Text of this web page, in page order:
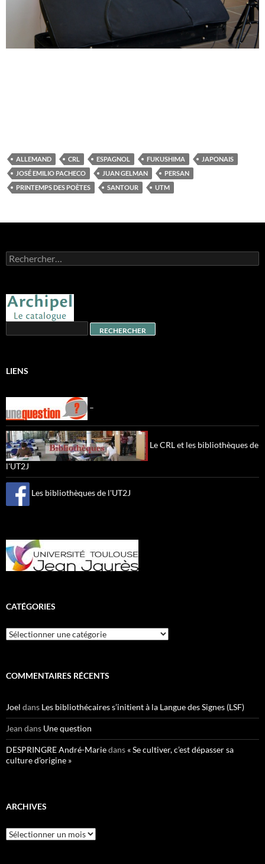
ALLEMAND CRL ESPAGNOL FUKUSHIMA
JAPONAIS
JOSÉ EMILIO PACHECO
JUAN GELMAN
PERSAN
PRINTEMPS DES POÈTES
SANTOUR UTM
Rechercher :
LIENS
–
Le CRL et les bibliothèques de
l'UT2J
Les bibliothèques de l'UT2J
CATÉGORIES
Catégories
COMMENTAIRES RÉCENTS
Joel dans Les bibliothécaires s’initient à la Langue des Signes (LSF)
Jean dans Une question
DESPRINGRE André-Mariedans « Se cultiver, c’est dépasser sa
culture d’origine »
ARCHIVES
Archives